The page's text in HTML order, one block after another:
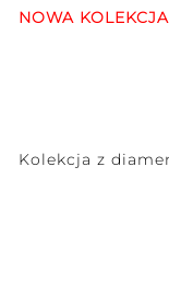
NOWA KOLEKCJA
Kolekcja z